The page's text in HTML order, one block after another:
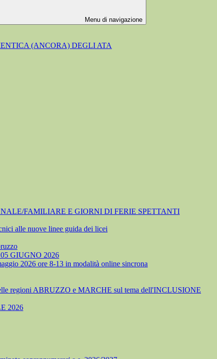
Menu di navigazione
(ANCORA) DEGLI ATA
FAMILIARE E GIORNI DI FERIE SPETTANTI
alle nuove linee guida dei licei
GIUGNO 2026
2026 ore 8-13 in modalità online sincrona
regioni ABRUZZO e MARCHE sul tema dell'INCLUSIONE
2026